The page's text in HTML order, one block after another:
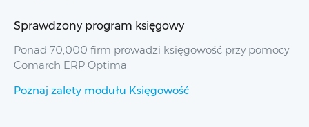
Sprawdzony program księgowy
Ponad 70,000 firm prowadzi księgowość przy pomocy
Comarch ERP Optima
Poznaj zalety modułu Księgowość